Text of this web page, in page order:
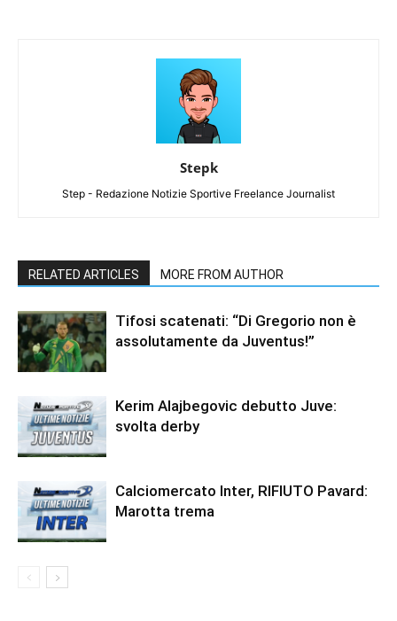
Stepk
Step - Redazione Notizie Sportive Freelance Journalist
RELATED ARTICLES MORE FROM AUTHOR
Tifosi scatenati: “Di Gregorio non è
assolutamente da Juventus!”
Kerim Alajbegovic debutto Juve:
svolta derby
Calciomercato Inter, RIFIUTO Pavard:
Marotta trema